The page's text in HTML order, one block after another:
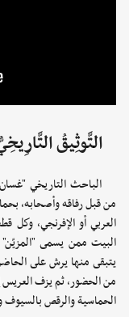
التَّوثِيقُ
من قبل رفاقه وأصحابه،
العربي أو الإفرنجي، وكل
البيت ممن يسمى
يتبقى منها يرش على
من الحضور، ثم يزف العريس
الحماسية والرقص بالسيوف